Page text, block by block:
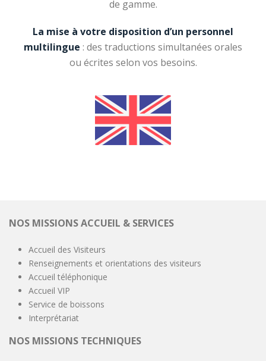
de gamme.
La mise à votre disposition d’un personnel
multilingue : des traductions simultanées orales
ou écrites selon vos besoins.
NOS MISSIONS ACCUEIL & SERVICES
Accueil des Visiteurs
Renseignements et orientations des visiteurs
Accueil téléphonique
Accueil VIP
Service de boissons
Interprétariat
NOS MISSIONS TECHNIQUES